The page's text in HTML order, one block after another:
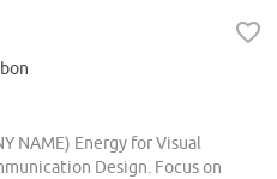
NAME) Energy for Visual
Design. Focus on